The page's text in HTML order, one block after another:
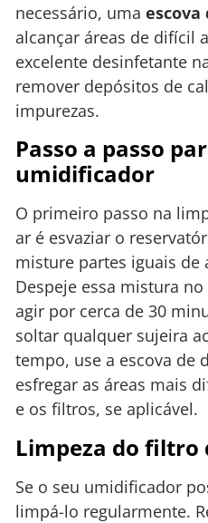
necessário, uma escova
alcançar áreas de difícil
excelente desinfetante
remover depósitos de
impurezas.
Passo a passo
umidificador
O primeiro passo na
ar é esvaziar o
misture partes iguais de
Despeje essa mistura
agir por cerca de 30
soltar qualquer sujeira
tempo, use a escova de
esfregar as áreas mais
e os filtros, se aplicável.
Limpeza do
Se o seu umidificador
limpá-lo regularmente.